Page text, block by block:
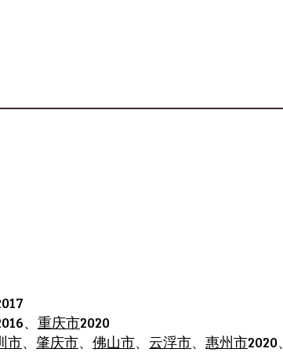
、 重庆市2020
市、 肇庆市、 佛山市、 云浮市、 惠州市2020、